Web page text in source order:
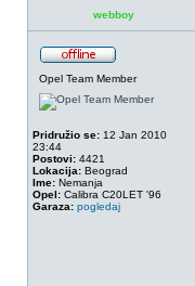
webboy
Opel Team Member
Pridružio se: 12 Jan 2010
23:44
Postovi: 4421
Lokacija: Beograd
Ime: Nemanja
Opel: Calibra C20LET '96
Garaza: pogledaj